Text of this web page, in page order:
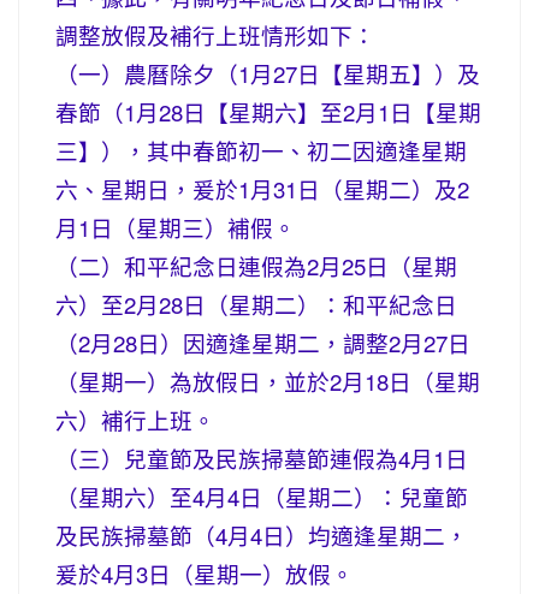
調整放假及補行上班情形如下：
（一）農曆除夕（1月27日【星期五】）及
春節（1月28日【星期六】至2月1日【星期
三】），其中春節初一、初二因適逢星期
六、星期日，爰於1月31日（星期二）及2
月1日（星期三）補假。
（二）和平紀念日連假為2月25日（星期
六）至2月28日（星期二）：和平紀念日
（2月28日）因適逢星期二，調整2月27日
（星期一）為放假日，並於2月18日（星期
六）補行上班。
（三）兒童節及民族掃墓節連假為4月1日
（星期六）至4月4日（星期二）：兒童節
及民族掃墓節（4月4日）均適逢星期二，
爰於4月3日（星期一）放假。